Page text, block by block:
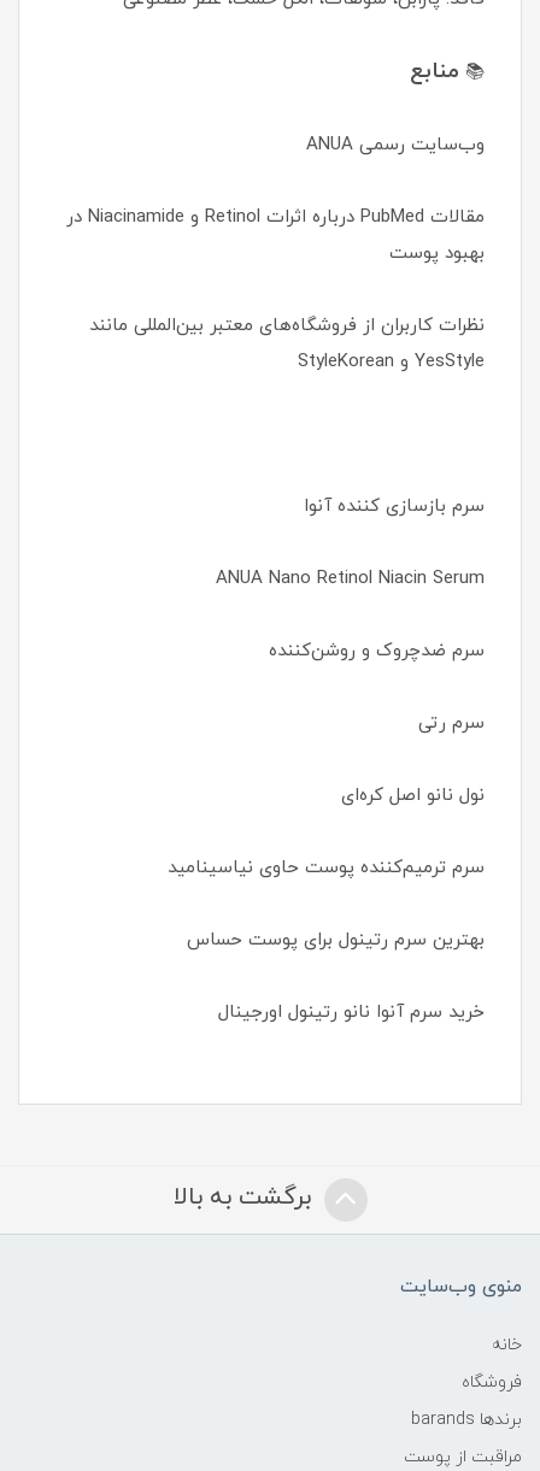
📚 منابع
وب‌سایت رسمی ANUA
مقالات PubMed درباره اثرات Retinol و Niacinamide در
بهبود پوست
نظرات کاربران از فروشگاه‌های معتبر بین‌المللی مانند
YesStyle و StyleKorean
سرم بازسازی کننده آنوا
ANUA Nano Retinol Niacin Serum
سرم ضدچروک و روشن‌کننده
سرم رتی
نول نانو اصل کره‌ای
سرم ترمیم‌کننده پوست حاوی نیاسینامید
بهترین سرم رتینول برای پوست حساس
خرید سرم آنوا نانو رتینول اورجینال
برگشت به بالا
منوی وب‌سایت
خانه
فروشگاه
برندها barands
مراقبت از پوست